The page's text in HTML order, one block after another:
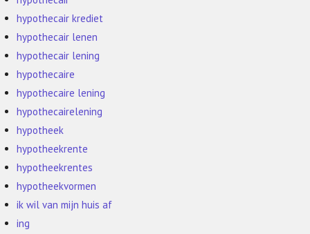
hypothecair krediet
hypothecair lenen
hypothecair lening
hypothecaire
hypothecaire lening
hypothecairelening
hypotheek
hypotheekrente
hypotheekrentes
hypotheekvormen
ik wil van mijn huis af
ing